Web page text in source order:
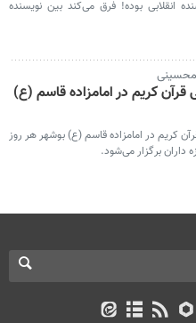
انقلابی بوده! فرق می‌کند بین نویسنده
قرآن کریم در امامزاده قاسم (ع)
کریم در امامزاده قاسم (ع) بوشهر هر روز
داران برگزار می‌شود.